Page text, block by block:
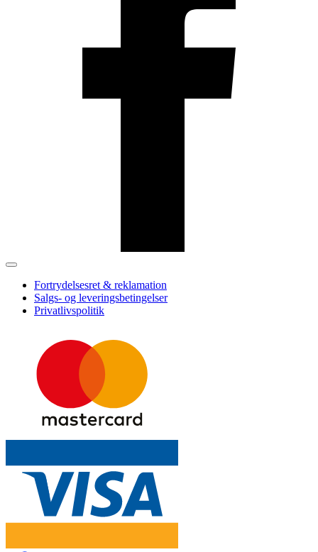
Fortrydelsesret & reklamation
Salgs- og leveringsbetingelser
Privatlivspolitik